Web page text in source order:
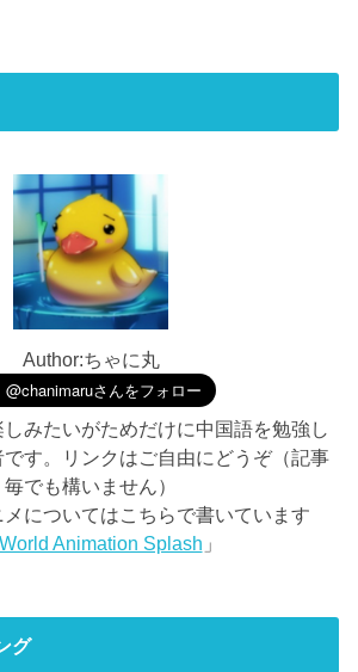
Author:ちゃに丸
みたいがためだけに中国語を勉強し
す。リンクはご自由にどうぞ（記事
毎でも構いません）
についてはこちらで書いています
World Animation Splash 」
グ